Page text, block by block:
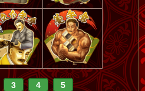
3 4 5